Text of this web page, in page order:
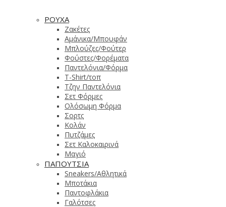
ΡΟΥΧΑ
Ζακέτες
Αμάνικα/Μπουφάν
Μπλούζες/Φούτερ
Φούστες/Φορέματα
Παντελόνια/Φόρμα
T-Shirt/τοπ
Τζην Παντελόνια
Σετ Φόρμες
Ολόσωμη Φόρμα
Σορτς
Κολάν
Πυτζάμες
Σετ Καλοκαιρινά
Μαγιό
ΠΑΠΟΥΤΣΙΑ
Sneakers/Αθλητικά
Μποτάκια
Παντοφλάκια
Γαλότσες